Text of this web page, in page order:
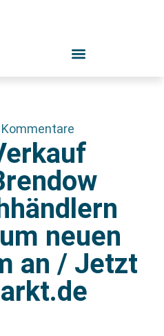
Kommentare
neuen
an / Jetzt